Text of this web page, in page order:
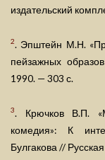
издательский
2. Эпштейн М.Н.
пейзажных
1990. — 303 с.
3. Крючков В.П.
комедия»: К
Булгакова //